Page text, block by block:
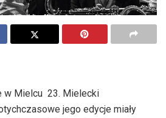
w Mielcu 23. Mielecki
jego edycje miały